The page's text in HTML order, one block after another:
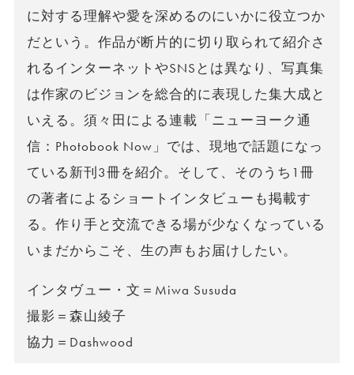
に対する理解や愛を深めるのにいかに役立つか
だという。作品が断片的に切り取られて紹介さ
れるインターネットやSNSとは異なり、写真集
は作家のビジョンを総合的に表現した集大成と
いえる。須々田による連載「ニューヨーク通
信：Photobook Now」では、現地で話題になっ
ている新刊3冊を紹介。そして、そのうち1冊
の著者によるショートインタビューも掲載す
る。作り手と交流できる場が少なくなっている
いまだからこそ、生の声もお届けしたい。
インタヴュー・文＝Miwa Susuda
撮影＝森山綾子
協力＝Dashwood